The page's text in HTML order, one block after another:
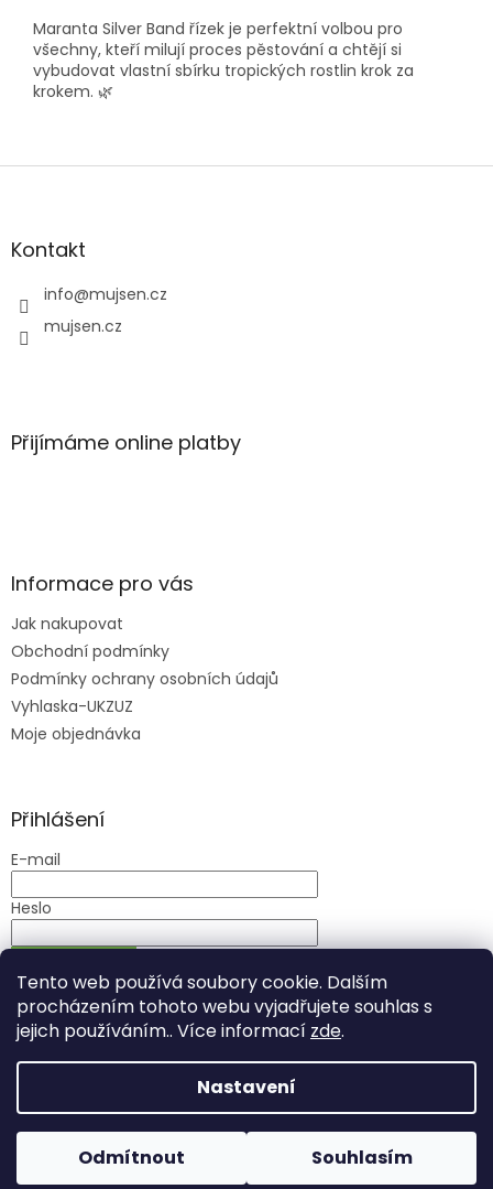
Tento web používá soubory cookie. Dalším
procházením tohoto webu vyjadřujete souhlas s
jejich používáním.. Více informací zde.
Nastavení
Odmítnout Souhlasím
Maranta Silver Band řízek je perfektní volbou pro
všechny, kteří milují proces pěstování a chtějí si
vybudovat vlastní sbírku tropických rostlin krok za
krokem. 🌿
Z
aKontakt
info@mujsen.cz
mujsen.cz
Přijímáme online platby
Informace pro vás
Jak nakupovat
Obchodní podmínky
Podmínky ochrany osobních údajů
Vyhlaska-UKZUZ
Moje objednávka
Přihlášení
E-mail
Heslo
Nová registrace
Zapomenuté heslo
Vytvořil Shoptet
Copyright 2026mujsen.cz . Všechna práva vyhrazena.